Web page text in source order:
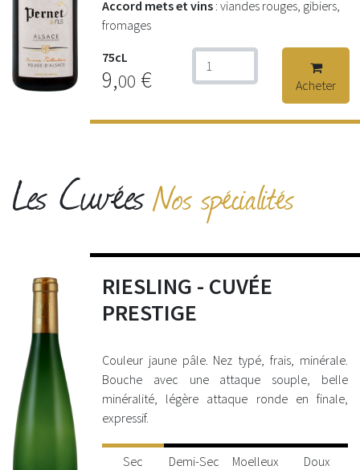
Accord mets et vins : viandes rouges, gibiers,
fromages
75cL
9,00 € Acheter
Les CuvéesNos spécialités
RIESLING - CUVÉE
PRESTIGE
Couleur jaune pâle. Nez typé, frais, minérale.
Bouche avec une attaque souple, belle
minéralité, légère attaque ronde en finale,
expressif.
Sec Demi-Sec Moelleux Doux